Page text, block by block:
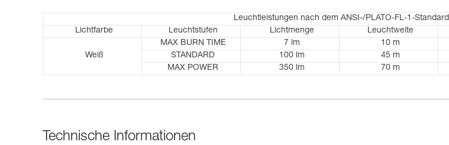
Leuchtleistungen nach dem ANSI-/PLATO-FL-1-Standard
Lichtfarbe
Leuchtstufen Lichtmenge Leuchtweite
Weiß
MAX BURN TIME 7 lm 10 m
STANDARD
100 lm 45 m
MAX POWER 350 lm 70 m
Technische Informationen